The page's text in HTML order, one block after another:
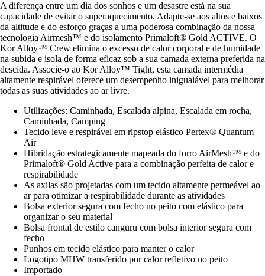
A diferença entre um dia dos sonhos e um desastre está na sua
capacidade de evitar o superaquecimento. Adapte-se aos altos e baixos
da altitude e do esforço graças a uma poderosa combinação da nossa
tecnologia Airmesh™ e do isolamento Primaloft® Gold ACTIVE. O
Kor Alloy™ Crew elimina o excesso de calor corporal e de humidade
na subida e isola de forma eficaz sob a sua camada externa preferida na
descida. Associe-o ao Kor Alloy™ Tight, esta camada intermédia
altamente respirável oferece um desempenho inigualável para melhorar
todas as suas atividades ao ar livre.
Utilizações: Caminhada, Escalada alpina, Escalada em rocha,
Caminhada, Camping
Tecido leve e respirável em ripstop elástico Pertex® Quantum
Air
Hibridação estrategicamente mapeada do forro AirMesh™ e do
Primaloft® Gold Active para a combinação perfeita de calor e
respirabilidade
As axilas são projetadas com um tecido altamente permeável ao
ar para otimizar a respirabilidade durante as atividades
Bolsa exterior segura com fecho no peito com elástico para
organizar o seu material
Bolsa frontal de estilo canguru com bolsa interior segura com
fecho
Punhos em tecido elástico para manter o calor
Logotipo MHW transferido por calor refletivo no peito
Importado